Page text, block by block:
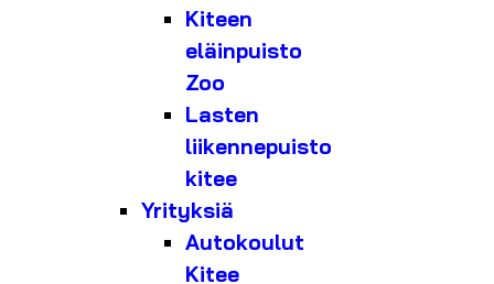
Kiteen
eläinpuisto
Zoo
Lasten
liikennepuisto
kitee
Yrityksiä
Autokoulut
Kitee